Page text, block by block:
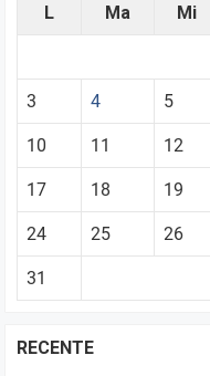
L Ma Mi
3 4 5
10 11 12
17 18 19
24 25 26
31
RECENTE